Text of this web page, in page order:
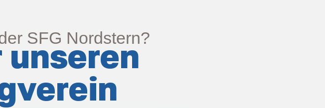
SFG Nordstern?
unseren